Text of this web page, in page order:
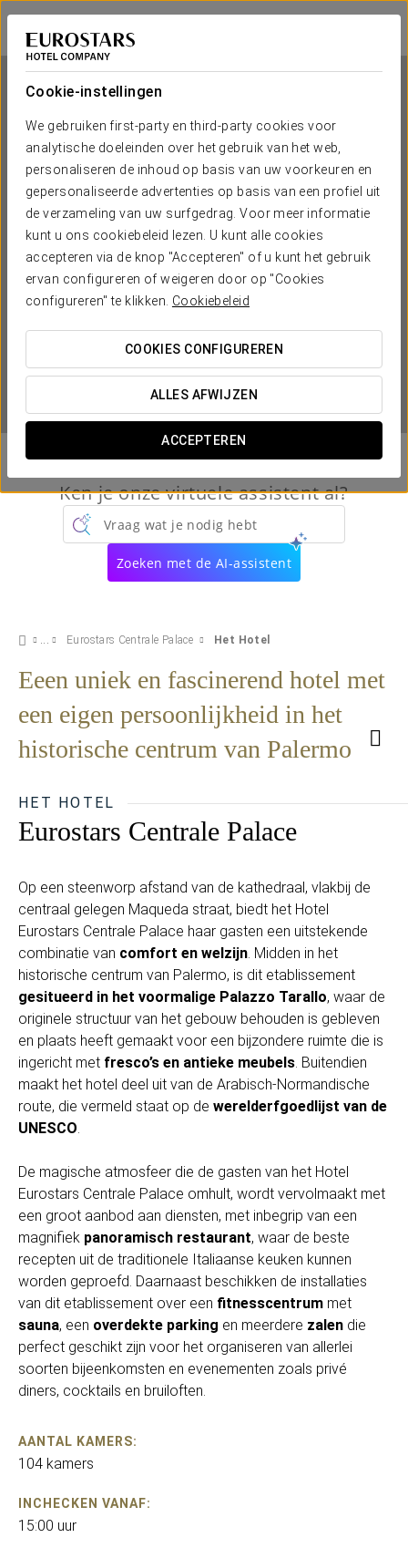
Cookie-instellingen
We gebruiken first-party en third-party cookies voor
analytische doeleinden over het gebruik van het web,
personaliseren de inhoud op basis van uw voorkeuren en
gepersonaliseerde advertenties op basis van een profiel uit
de verzameling van uw surfgedrag. Voor meer informatie
kunt u ons cookiebeleid lezen. U kunt alle cookies
accepteren via de knop "Accepteren" of u kunt het gebruik
ervan configureren of weigeren door op "Cookies
configureren" te klikken. Cookiebeleid
COOKIES CONFIGUREREN
ALLES AFWIJZEN
ACCEPTEREN
Eurostars Centrale Palace
PALERMO
Eurostars Centrale Palace
PALERMO
WANNEER WIL JE GAAN?
Ken je onze virtuele assistent al?
Vraag wat je nodig hebt
Zoeken met de AI-assistent
Eurostars Centrale Palace Het Hotel
Eeen uniek en fascinerend hotel met
een eigen persoonlijkheid in het
historische centrum van Palermo
HET HOTEL
Eurostars Centrale Palace
Op een steenworp afstand van de kathedraal, vlakbij de
centraal gelegen Maqueda straat, biedt het Hotel
Eurostars Centrale Palace haar gasten een uitstekende
combinatie van comfort en welzijn. Midden in het
historische centrum van Palermo, is dit etablissement
gesitueerd in het voormalige Palazzo Tarallo, waar de
originele structuur van het gebouw behouden is gebleven
en plaats heeft gemaakt voor een bijzondere ruimte die is
ingericht met fresco’s en antieke meubels. Buitendien
maakt het hotel deel uit van de Arabisch-Normandische
route, die vermeld staat op de werelderfgoedlijst van de
UNESCO.
De magische atmosfeer die de gasten van het Hotel
Eurostars Centrale Palace omhult, wordt vervolmaakt met
een groot aanbod aan diensten, met inbegrip van een
magnifiek panoramisch restaurant, waar de beste
recepten uit de traditionele Italiaanse keuken kunnen
worden geproefd. Daarnaast beschikken de installaties
van dit etablissement over een fitnesscentrum met
sauna, een overdekte parking en meerdere zalen die
perfect geschikt zijn voor het organiseren van allerlei
soorten bijeenkomsten en evenementen zoals privé
diners, cocktails en bruiloften.
AANTAL KAMERS:
104 kamers
INCHECKEN VANAF:
15:00 uur